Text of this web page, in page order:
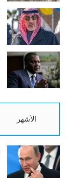
الأشهر